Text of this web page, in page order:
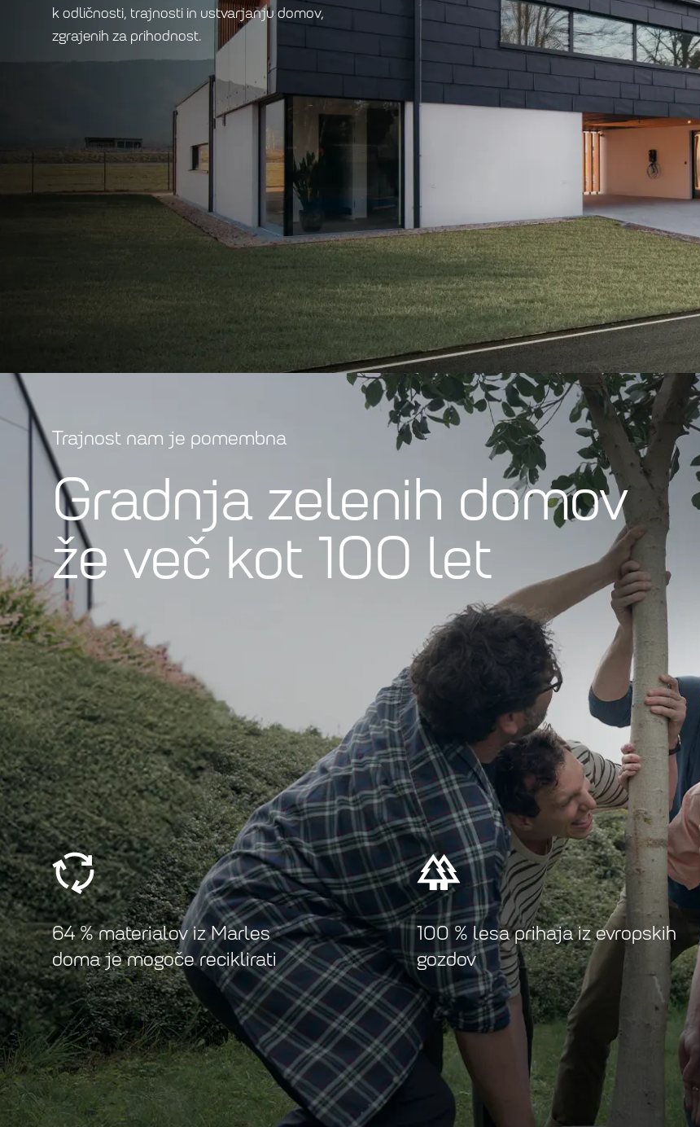
k odličnosti, trajnosti in ustvarjanju domov,
zgrajenih za prihodnost.
Trajnost nam je pomembna
Gradnja zelenih domov
že več kot 100 let
64 % materialov iz Marles
doma je mogoče reciklirati
100 % lesa prihaja iz evropskih
gozdov